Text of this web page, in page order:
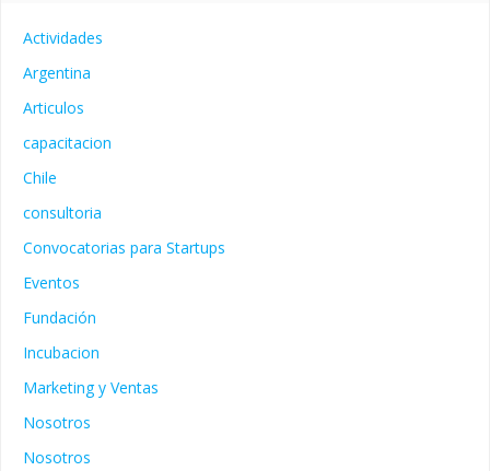
Actividades
Argentina
Articulos
capacitacion
Chile
consultoria
Convocatorias para Startups
Eventos
Fundación
Incubacion
Marketing y Ventas
Nosotros
Nosotros